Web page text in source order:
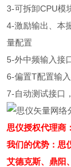
3-可拆卸CPU模
4-激励输出、本
量配置
5-外中频输入接
6-偏置T配置输
7-自动测试接口
思仪授权代理商
我们的优势：思
艾德克斯、鼎阳、